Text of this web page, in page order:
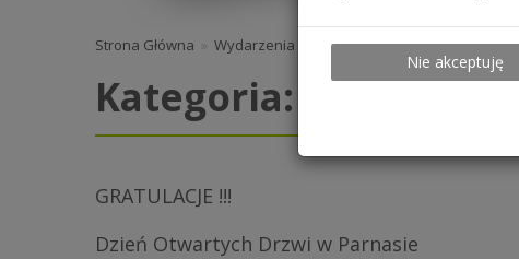
Nie akceptuję
Strona Główna » Wydarzenia 2017/2018
Kategoria:
GRATULACJE !!!
Dzień Otwartych Drzwi w Parnasie